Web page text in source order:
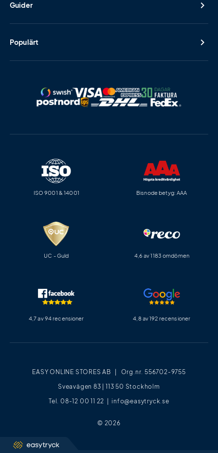
Guider
Populärt
EASY ONLINE STORES AB | Org.nr. 556702-9755
Sveavägen 83 | 113 50 Stockholm
Tel. 08-12 00 11 22 | info@easytryck.se
© 2026
ISO 9001 & 14001 Bisnode betyg: AAA
UC - Guld 4,6 av 1183 omdömen
4,7 av 94 recensioner 4,8 av 192 recensioner